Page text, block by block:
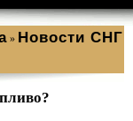
» Новости СНГ